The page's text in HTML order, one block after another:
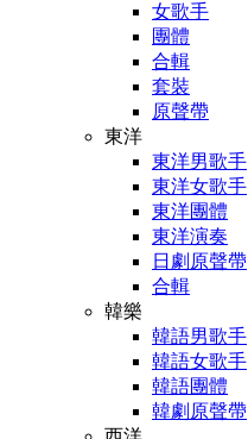
女歌手
團體
合輯
套裝
原聲帶
東洋
東洋男歌手
東洋女歌手
東洋團體
東洋演奏
日劇原聲帶
合輯
韓樂
韓語男歌手
韓語女歌手
韓語團體
韓劇原聲帶